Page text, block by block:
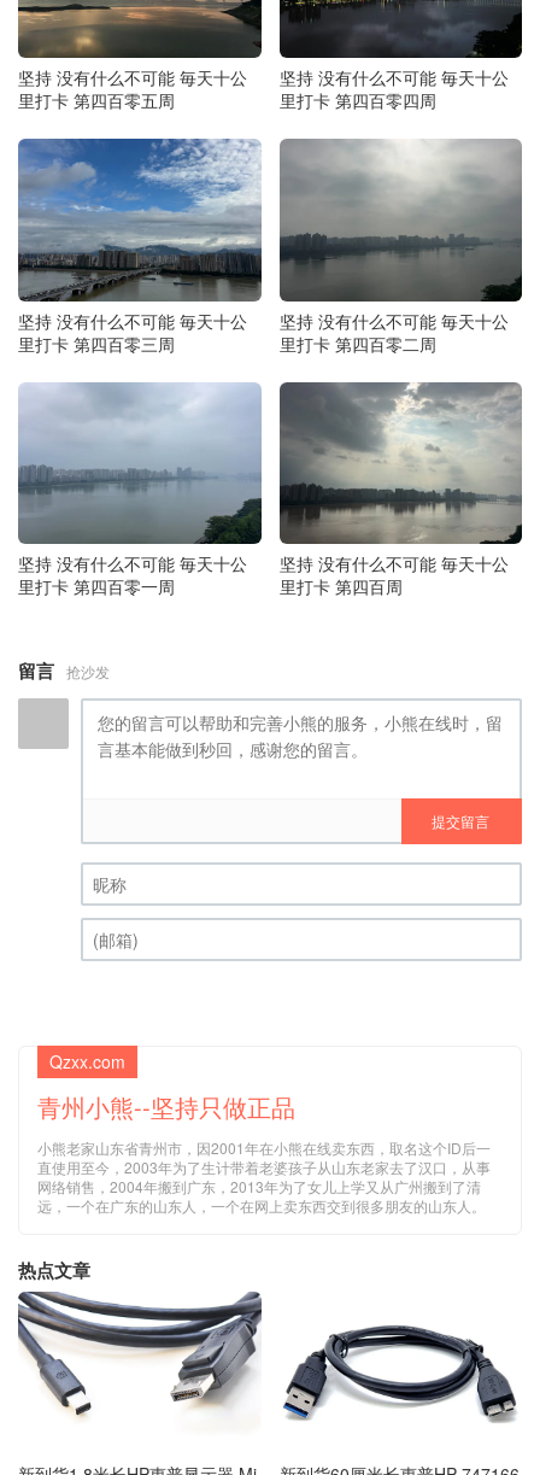
坚持 没有什么不可能 毎天十公
里打卡 第四百零五周
坚持 没有什么不可能 毎天十公
里打卡 第四百零四周
坚持 没有什么不可能 毎天十公
里打卡 第四百零三周
坚持 没有什么不可能 毎天十公
里打卡 第四百零二周
坚持 没有什么不可能 毎天十公
里打卡 第四百零一周
坚持 没有什么不可能 毎天十公
里打卡 第四百周
留言 抢沙发
提交留言
昵称 (必填)
Qzxx.com
青州小熊--坚持只做正品
小熊老家山东省青州市，因2001年在小熊在线卖东西，取名这个ID后一
直使用至今，2003年为了生计带着老婆孩子从山东老家去了汉口，从事
网络销售，2004年搬到广东，2013年为了女儿上学又从广州搬到了清
远，一个在广东的山东人，一个在网上卖东西交到很多朋友的山东人。
热点文章